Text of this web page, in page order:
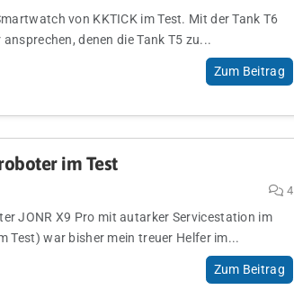
von KKTICK im Test. Mit der Tank T6
denen die Tank T5 zu...
Zum Beitrag
im Test
4
JONR X9 Pro mit autarker Servicestation im
Test) war bisher mein treuer Helfer im...
Zum Beitrag